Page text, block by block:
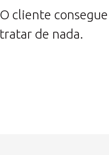
O cliente
tratar de nada.